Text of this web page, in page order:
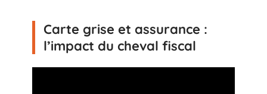
Carte grise et assurance :
l’impact du cheval fiscal